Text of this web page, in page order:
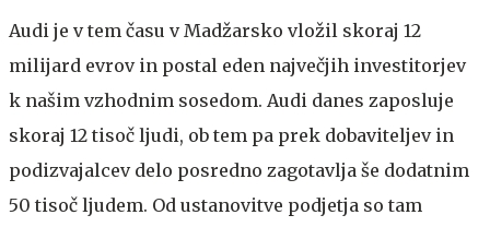
Audi je v tem času v Madžarsko vložil skoraj 12
milijard evrov in postal eden največjih investitorjev
k našim vzhodnim sosedom. Audi danes zaposluje
skoraj 12 tisoč ljudi, ob tem pa prek dobaviteljev in
podizvajalcev delo posredno zagotavlja še dodatnim
50 tisoč ljudem. Od ustanovitve podjetja so tam